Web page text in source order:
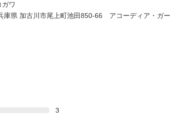
ワ
庫県 加古川市尾上町池田850-66 アコーディア・ガー
3